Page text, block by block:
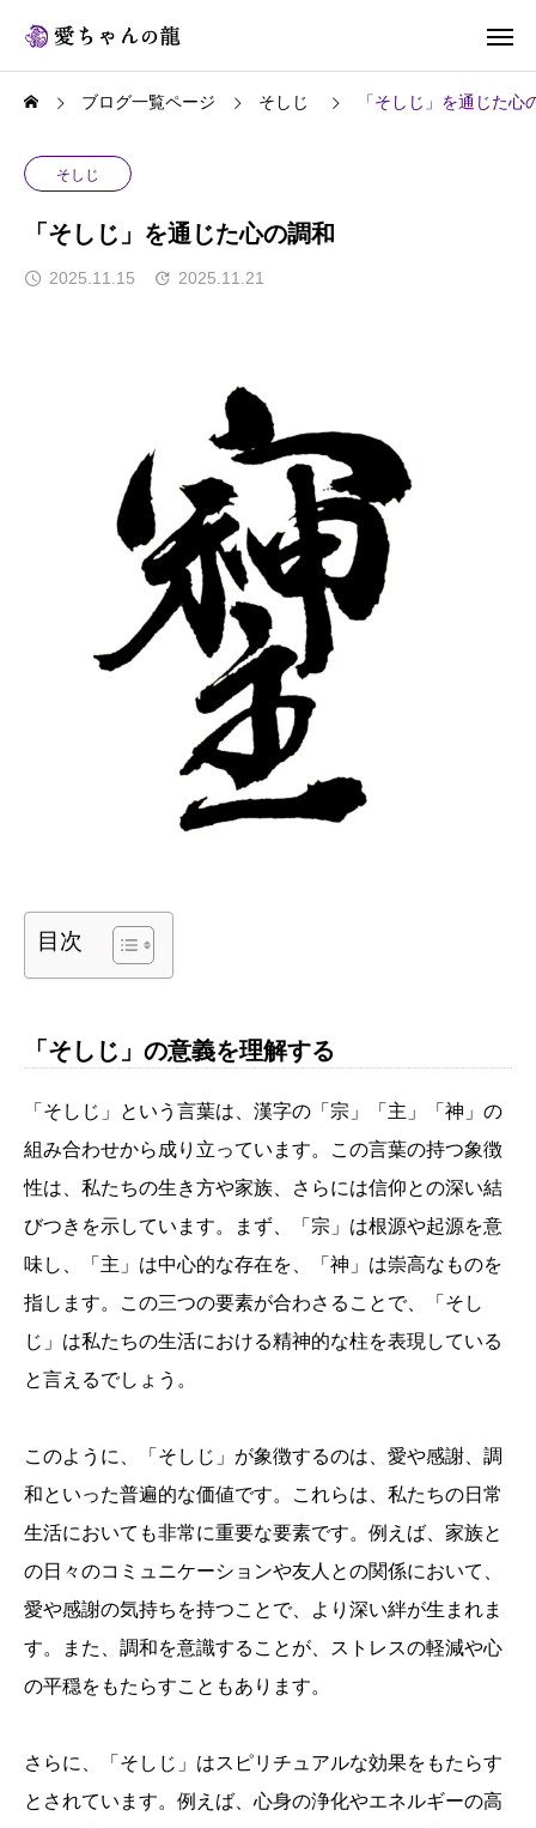
ブログ一覧ページ そしじ 「そしじ」を通じた心
そしじ
「そしじ」を通じた心の調和
2025.11.15 2025.11.21
目次
「そしじ」の意義を理解する
「そしじ」という言葉は、漢字の「宗」「主」「神」の
組み合わせから成り立っています。この言葉の持つ象徴
性は、私たちの生き方や家族、さらには信仰との深い結
びつきを示しています。まず、「宗」は根源や起源を意
味し、「主」は中心的な存在を、「神」は崇高なものを
指します。この三つの要素が合わさることで、「そし
じ」は私たちの生活における精神的な柱を表現している
と言えるでしょう。
このように、「そしじ」が象徴するのは、愛や感謝、調
和といった普遍的な価値です。これらは、私たちの日常
生活においても非常に重要な要素です。例えば、家族と
の日々のコミュニケーションや友人との関係において、
愛や感謝の気持ちを持つことで、より深い絆が生まれま
す。また、調和を意識することが、ストレスの軽減や心
の平穏をもたらすこともあります。
さらに、「そしじ」はスピリチュアルな効果をもたらす
とされています。例えば、心身の浄化やエネルギーの高